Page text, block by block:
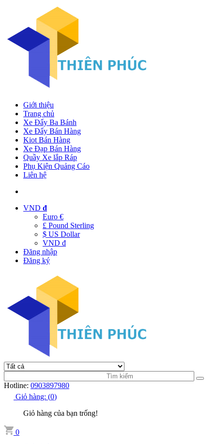
Giới thiệu
Trang chủ
Xe Đẩy Ba Bánh
Xe Đẩy Bán Hàng
Kiot Bán Hàng
Xe Đạp Bán Hàng
Quầy Xe lắp Ráp
Phụ Kiện Quảng Cáo
Liên hệ
VND đ
Euro €
£ Pound Sterling
$ US Dollar
VND đ
Đăng nhập
Đăng ký
Hotline: 0903897980
Giỏ hàng: (0)
Giỏ hàng của bạn trống!
0